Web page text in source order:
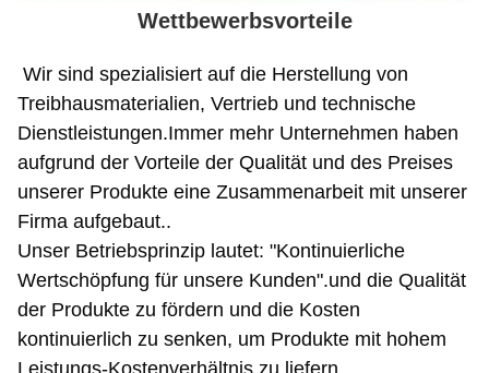
Wettbewerbsvorteile
Wir sind spezialisiert auf die Herstellung von
Treibhausmaterialien, Vertrieb und technische
Dienstleistungen.Immer mehr Unternehmen haben
aufgrund der Vorteile der Qualität und des Preises
unserer Produkte eine Zusammenarbeit mit unserer
Firma aufgebaut..
Unser Betriebsprinzip lautet: "Kontinuierliche
Wertschöpfung für unsere Kunden".und die Qualität
der Produkte zu fördern und die Kosten
kontinuierlich zu senken, um Produkte mit hohem